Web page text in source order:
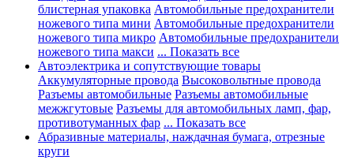
блистерная упаковка Автомобильные предохранители
ножевого типа мини Автомобильные предохранители
ножевого типа микро Автомобильные предохранители
ножевого типа макси ... Показать все
Автоэлектрика и сопутствующие товары
Аккумуляторные провода Высоковольтные провода
Разъемы автомобильные Разъемы автомобильные
межжгутовые Разъемы для автомобильных ламп, фар,
противотуманных фар ... Показать все
Абразивные материалы, наждачная бумага, отрезные
круги